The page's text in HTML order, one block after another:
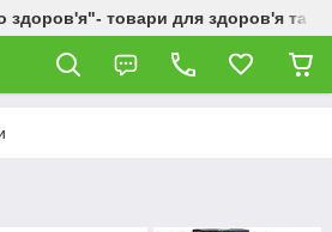
здоров'я"- товари для здоров'я та